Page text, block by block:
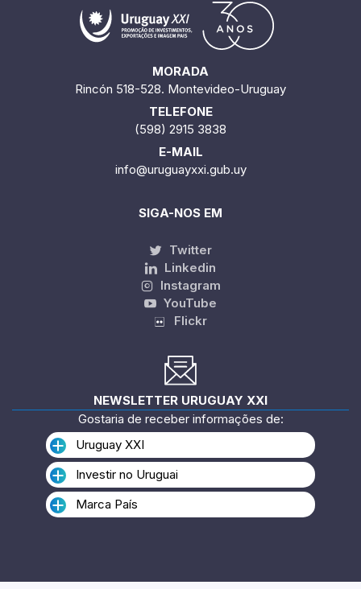
MORADA
Rincón 518-528. Montevideo-Uruguay
TELEFONE
(598) 2915 3838
E-MAIL
info@uruguayxxi.gub.uy
SIGA-NOS EM
Twitter
Linkedin
Instagram
YouTube
Flickr
NEWSLETTER URUGUAY XXI
Gostaria de receber informações de:
Uruguay XXI
Investir no Uruguai
Marca País